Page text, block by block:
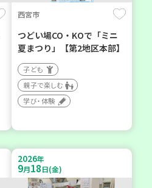
西宮市
つどい場CO・KOで「ミニ
夏まつり」【第2地区本部】
子ども
親子で楽しむ
学び・体験
2026年
9月18日(金)